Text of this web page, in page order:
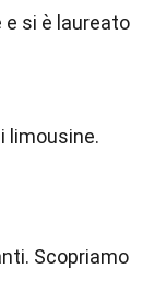
si è laureato
limousine.
Scopriamo